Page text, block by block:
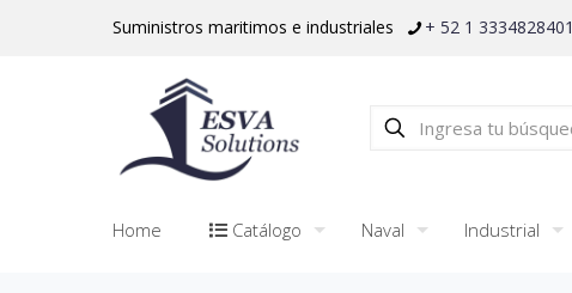
Suministros maritimos e industriales + 52 1 3334828401
Home Catálogo Naval Industrial